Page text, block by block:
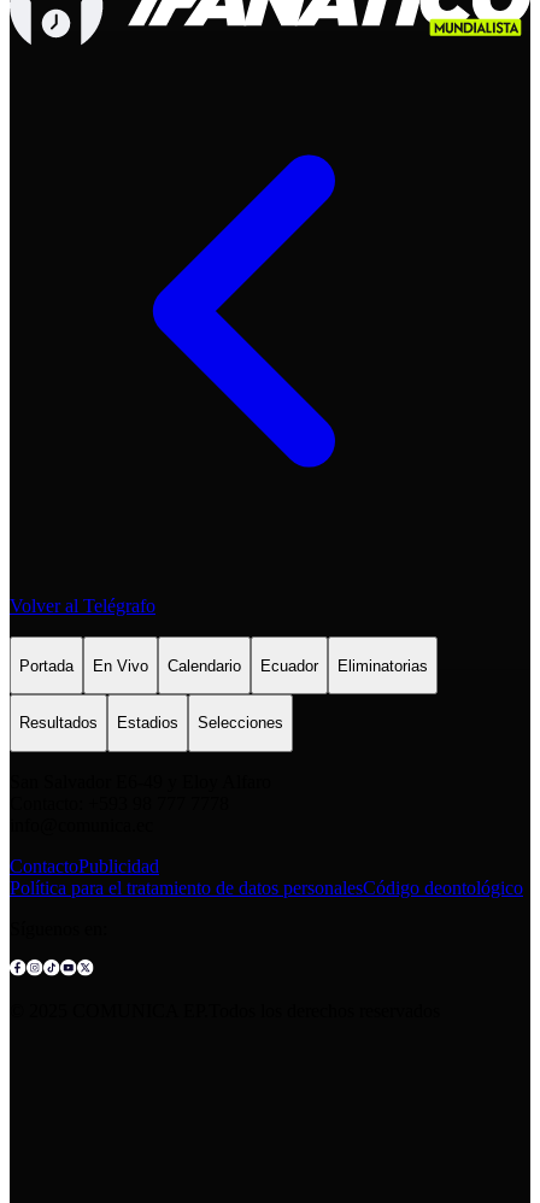
Volver al Telégrafo
Portada En Vivo Calendario Ecuador Eliminatorias
Resultados Estadios Selecciones
ContactoPublicidad
Política para el tratamiento de datos personalesCódigo deontológico